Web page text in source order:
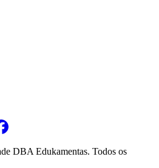
DBA Edukamentas. Todos os